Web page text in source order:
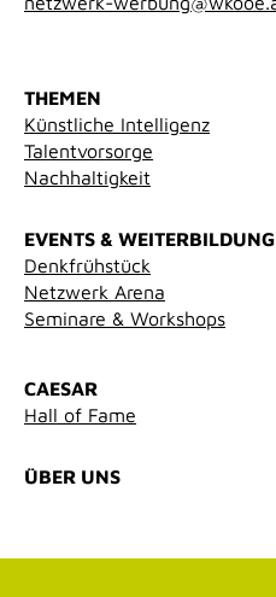
THEMEN
Künstliche Intelligenz
Talentvorsorge
Nachhaltigkeit
EVENTS &
Denkfrühstück
Netzwerk Arena
Seminare & Workshops
CAESAR
Hall of Fame
ÜBER UNS